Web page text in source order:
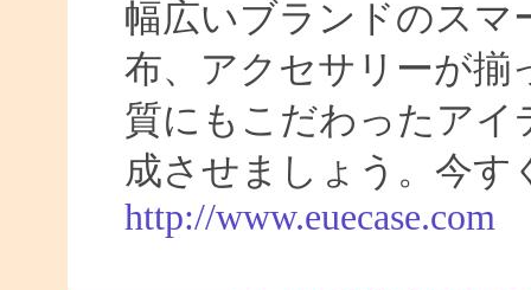
幅広いブランドのスマ
布、アクセサリーが揃
質にもこだわったア
成させましょう。今す
http://www.euecase.com